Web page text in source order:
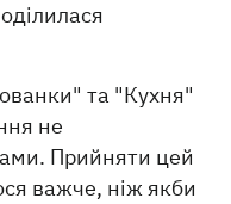
та "Кухня"
не
Прийняти цей
важче, ніж якби